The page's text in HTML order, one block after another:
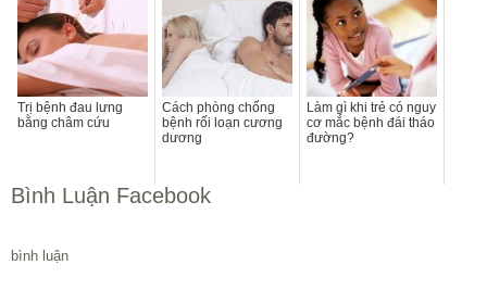
Trị bệnh đau lưng
bằng châm cứu
Cách phòng chống
bệnh rối loạn cương
dương
Làm gì khi trẻ có nguy
cơ mắc bệnh đái tháo
đường?
Bình Luận Facebook
bình luận